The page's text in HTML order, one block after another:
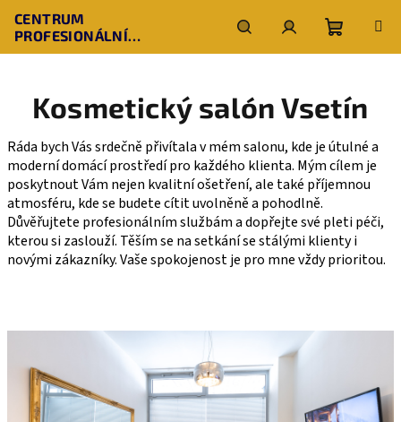
obsah
CENTRUM
PROFESIONÁLNÍ
KOSMETOLOGIE
HledatPřihlášeníNákupní
košík
Kosmetický salón Vsetín
Ráda bych Vás srdečně přivítala v mém salonu, kde je útulné a
moderní domácí prostředí pro každého klienta. Mým cílem je
poskytnout Vám nejen kvalitní ošetření, ale také příjemnou
atmosféru, kde se budete cítit uvolněně a pohodlně.
Důvěřujtete profesionálním službám a dopřejte své pleti péči,
kterou si zaslouží. Těším se na setkání se stálými klienty i
novými zákazníky. Vaše spokojenost je pro mne vždy prioritou.